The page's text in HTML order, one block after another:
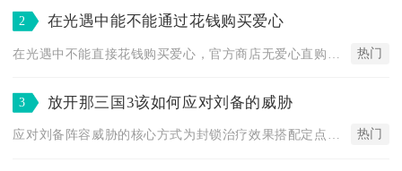
2 在光遇中能不能通过花钱购买爱心
热门
3 放开那三国3该如何应对刘备的威胁
应对刘备阵容威胁的核心方式为封锁治疗效果搭配定点压制刘备本体... 热门